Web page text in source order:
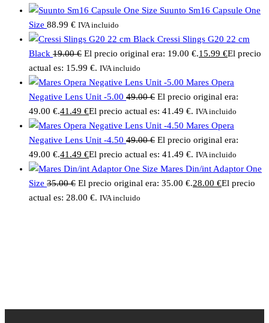
Suunto Sm16 Capsule One
Size 88.99 € IVA incluido
Cressi Slings G20 22 cm
Black 19.00€ El precio original era: 19.00 €.15.99 €El precio
actual es: 15.99 €. IVA incluido
Mares Opera
Negative Lens Unit -5.00 49.00€ El precio original era:
49.00 €.41.49 €El precio actual es: 41.49 €. IVA incluido
Mares Opera
Negative Lens Unit -4.50 49.00€ El precio original era:
49.00 €.41.49 €El precio actual es: 41.49 €. IVA incluido
Mares Din/int Adaptor One
Size 35.00€ El precio original era: 35.00 €.28.00 €El precio
actual es: 28.00 €. IVA incluido